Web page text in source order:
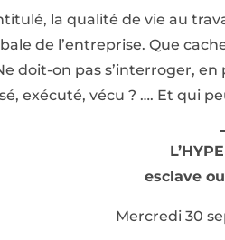
la qualité de vie au
de l’entreprise. Que
doit-on pas s’interroger,
exécuté, vécu ? …. Et qui
esclave
Mercredi 30